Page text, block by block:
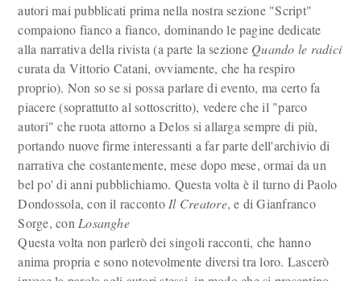
autori mai pubblicati prima nella nostra sezione "Script"
compaiono fianco a fianco, dominando le pagine dedicate
alla narrativa della rivista (a parte la sezione Quando le radici
curata da Vittorio Catani, ovviamente, che ha respiro
proprio). Non so se si possa parlare di evento, ma certo fa
piacere (soprattutto al sottoscritto), vedere che il "parco
autori" che ruota attorno a Delos si allarga sempre di più,
portando nuove firme interessanti a far parte dell'archivio di
narrativa che costantemente, mese dopo mese, ormai da un
bel po' di anni pubblichiamo. Questa volta è il turno di Paolo
Dondossola, con il racconto Il Creatore, e di Gianfranco
Sorge, con Losanghe
Questa volta non parlerò dei singoli racconti, che hanno
anima propria e sono notevolmente diversi tra loro. Lascerò